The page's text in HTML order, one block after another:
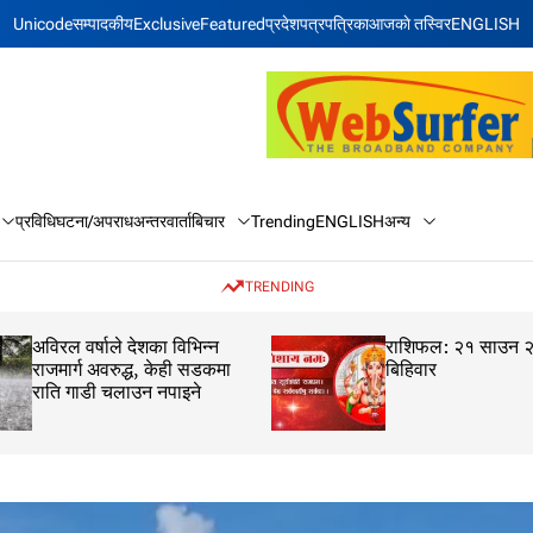
Unicodeसम्पादकीयExclusiveFeaturedप्रदेशपत्रपत्रिकाआजकाे तस्विरENGLISH
प्रविधिघटना/अपराधअन्तरवार्ताबिचार TrendingENGLISHअन्य
TRENDING
अविरल वर्षाले देशका विभिन्न
राजमार्ग अवरुद्ध, केही सडकमा
राति गाडी चलाउन नपाइने
राशिफल: २१ साउन
बिहिवार